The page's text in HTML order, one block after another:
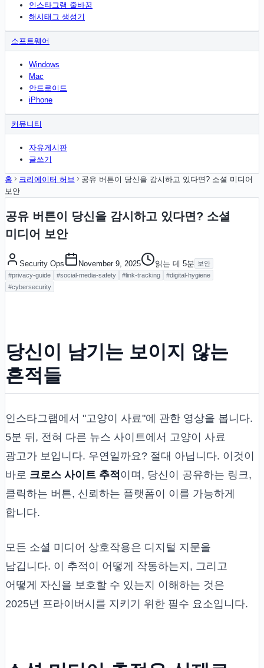
인스타그램 줄바꿈
해시태그 생성기
소프트웨어
Windows
Mac
안드로이드
iPhone
커뮤니티
자유게시판
글쓰기
홈 크리에이터 허브
공유 버튼이 당신을 감시하고 있다면? 소셜 미디어
보안
공유 버튼이 당신을 감시하고 있다면? 소셜
미디어 보안
Security Ops November 9, 2025 읽는 데 5분
보안
#privacy-guide #social-media-safety #link-tracking #digital-hygiene
#cybersecurity
당신이 남기는 보이지 않는
흔적들
인스타그램에서 "고양이 사료"에 관한 영상을 봅니다.
5분 뒤, 전혀 다른 뉴스 사이트에서 고양이 사료
광고가 보입니다. 우연일까요? 절대 아닙니다. 이것이
바로 크로스 사이트 추적 이며, 당신이 공유하는 링크,
클릭하는 버튼, 신뢰하는 플랫폼이 이를 가능하게
합니다.
모든 소셜 미디어 상호작용은 디지털 지문을
남깁니다. 이 추적이 어떻게 작동하는지, 그리고
어떻게 자신을 보호할 수 있는지 이해하는 것은
2025년 프라이버시를 지키기 위한 필수 요소입니다.